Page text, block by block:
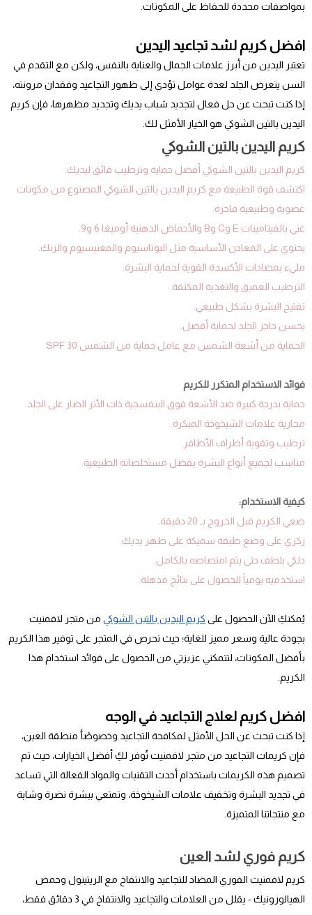
بمواصفات محددة للحفاظ على المكونات.
افضل كريم لشد تجاعيد اليدين
تعتبر اليدين من أبرز علامات الجمال والعناية بالنفس، ولكن مع التقدم في
السن يتعرض الجلد لعدة عوامل تؤدي إلى ظهور التجاعيد وفقدان مرونته،
إذا كنت تبحث عن حل فعال لتجديد شباب يديك وتجديد مظهرها، فإن كريم
اليدين بالتين الشوكي هو الخيار الأمثل لك.
كريم اليدين بالتين الشوكي
كريم اليدين بالتين الشوكي أفضل حماية وترطيب فائق ليديك.
اكتشف قوة الطبيعة مع كريم اليدين بالتين الشوكي المصنوع من مكونات
عضوية وطبيعية فاخرة.
غني بالفيتامينات E وC وB والأحماض الدهنية أوميغا 6 و9.
يحتوي على المعادن الأساسية مثل البوتاسيوم والمغنيسيوم والزنك.
مليء بمضادات الأكسدة القوية لحماية البشرة.
الترطيب العميق والتغذية المكثفة.
تفتيح البشرة بشكل طبيعي.
يحسن حاجز الجلد لحماية أفضل.
الحماية من أشعة الشمس مع عامل حماية من الشمس SPF 30.
فوائد الاستخدام المتكرر للكريم
حماية بدرجة كبيرة ضد الأشعة فوق البنفسجية ذات الأثر الضار على الجلد.
محاربة علامات الشيخوخة المبكرة.
ترطيب وتقوية أطراف الأظافر.
مناسب لجميع أنواع البشرة بفضل مستخلصاته الطبيعية.
كيفية الاستخدام:
ضعي الكريم قبل الخروج بـ 20 دقيقة.
ركزي على وضع طبقة سميكة على ظهر يديك.
دلكي بلطف حتى يتم امتصاصه بالكامل.
استخدميه يومياً للحصول على نتائج مذهلة.
يُمكنكِ الآن الحصول على كريم اليدين بالتين الشوكي من متجر لافمنيت
بجودة عالية وسعر مميز للغاية؛ حيث نحرص في المتجر على توفير هذا الكريم
بأفضل المكونات، لتتمكني عزيزتي من الحصول على فوائد استخدام هذا
الكريم.
افضل كريم لعلاج التجاعيد في الوجه
إذا كنت تبحث عن الحل الأمثل لمكافحة التجاعيد وخصوصًأ منطقة العين،
فإن كريمات التجاعيد من متجر لافمنيت تُوفر لكِ أفضل الخيارات، حيث تم
تصميم هذه الكريمات باستخدام أحدث التقنيات والمواد الفعالة التي تساعد
في تجديد البشرة وتخفيف علامات الشيخوخة، وتمتعي ببشرة نضرة وشابة
مع منتجاتنا المتميزة.
كريم فوري لشد العين
كريم لافمنيت الفوري المضاد للتجاعيد والانتفاخ مع الريتينول وحمض
الهيالورونيك - يقلل من العلامات والتجاعيد والانتفاخ في 3 دقائق فقط،